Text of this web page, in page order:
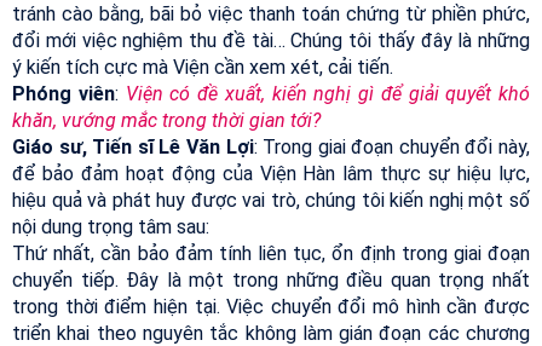
tránh cào bằng, bãi bỏ việc thanh toán chứng từ phiền phức,
đổi mới việc nghiệm thu đề tài… Chúng tôi thấy đây là những
ý kiến tích cực mà Viện cần xem xét, cải tiến.
Phóng viên: Viện có đề xuất, kiến nghị gì để giải quyết khó
khăn, vướng mắc trong thời gian tới?
Giáo sư, Tiến sĩ Lê Văn Lợi: Trong giai đoạn chuyển đổi này,
để bảo đảm hoạt động của Viện Hàn lâm thực sự hiệu lực,
hiệu quả và phát huy được vai trò, chúng tôi kiến nghị một số
nội dung trọng tâm sau:
Thứ nhất, cần bảo đảm tính liên tục, ổn định trong giai đoạn
chuyển tiếp. Đây là một trong những điều quan trọng nhất
trong thời điểm hiện tại. Việc chuyển đổi mô hình cần được
triển khai theo nguyên tắc không làm gián đoạn các chương